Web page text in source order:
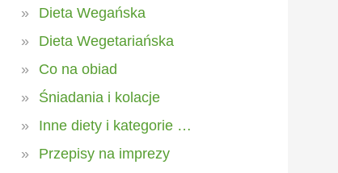
Dieta Wegańska
Dieta Wegetariańska
Co na obiad
Śniadania i kolacje
Inne diety i kategorie …
Przepisy na imprezy